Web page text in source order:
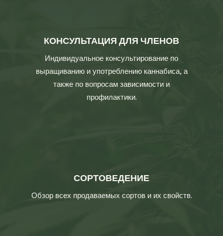
КОНСУЛЬТАЦИЯ ДЛЯ ЧЛЕНОВ
Индивидуальное консультирование по
выращиванию и употреблению каннабиса, а
также по вопросам зависимости и
профилактики.
СОРТОВЕДЕНИЕ
Обзор всех продаваемых сортов и их свойств.